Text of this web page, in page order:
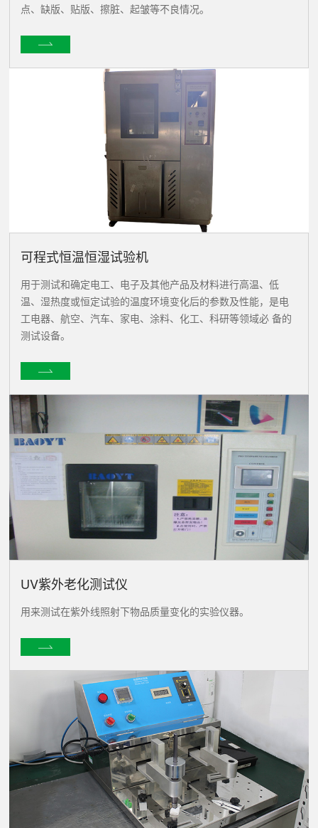
点、缺版、贴版、擦脏、起皱等不良情况。
可程式恒温恒湿试验机
用于测试和确定电工、电子及其他产品及材料进行高温、低
温、湿热度或恒定试验的温度环境变化后的参数及性能，是电
工电器、航空、汽车、家电、涂料、化工、科研等领域必 备的
测试设备。
UV紫外老化测试仪
用来测试在紫外线照射下物品质量变化的实验仪器。